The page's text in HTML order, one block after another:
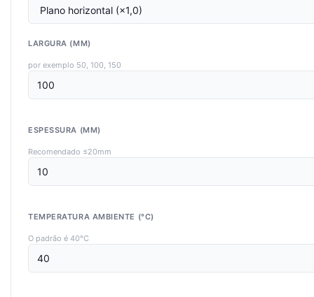
LARGURA (MM)
por exemplo 50, 100, 150
ESPESSURA (MM)
Recomendado ≤20mm
TEMPERATURA AMBIENTE (°C)
O padrão é 40°C